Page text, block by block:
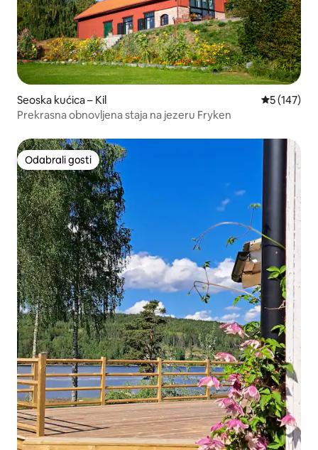
Seoska kućica – Kil Prosječna
5 (147)
Prekrasna obnovljena staja na jezeru Fryken
Odabrali gosti
Odabrali gosti